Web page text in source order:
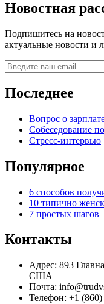
Новостная
Подпишитесь на
актуальные новости и
Последнее
Вопрос о
Собеседование
Стресс-интервью
Популярное
6 способов
10 типично
7 простых шагов
Контакты
Адрес: 893
США
Почта:
Телефон: +1